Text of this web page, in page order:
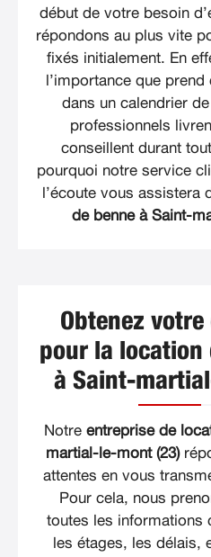
début de votre besoin
répondons au plus vite
fixés initialement. En
l’importance que
dans un calendrier
professionnels
conseillent durant
pourquoi notre service
l’écoute vous assistera
de benne à Saint-
Obtenez
pour la location
à Saint-
Notre entreprise de
martial-le-mont (23)
attentes en vous
Pour cela, nous
toutes les informations
les étages, les délais,